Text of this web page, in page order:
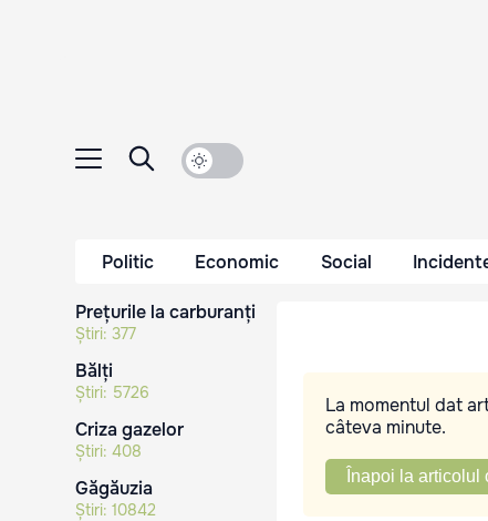
Politic Economic Social
Prețurile la carburanți
Știri: 377
Bălți
Știri: 5726
Criza gazelor
Știri: 408
Găgăuzia
Știri: 10842
La momentul dat
câteva minute.
Înapoi la articolul